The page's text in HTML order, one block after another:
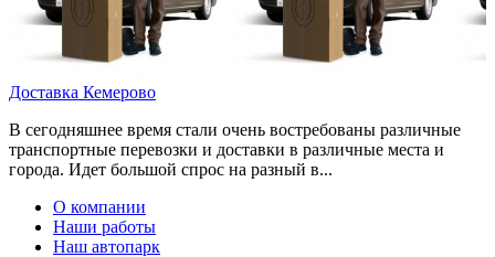
Доставка Кемерово
В сегодняшнее время стали очень востребованы различные
транспортные перевозки и доставки в различные места и
города. Идет большой спрос на разный в...
О компании
Наши работы
Наш автопарк